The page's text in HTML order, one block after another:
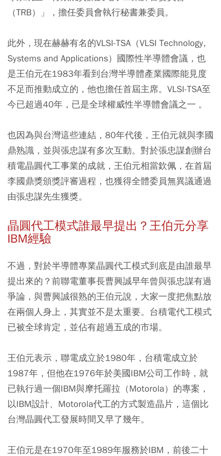
（TRB）」，擔任委員會執行秘書兼委員。
此外，現在赫赫有名的VLSI-TSA（VLSI Technology,
Systems and Applications）國際性半導體會議，也
是王伯元在1983年看到台灣半導體產業國際能見度
不足而推動成立的，他也擔任首屆主席。VLSI-TSA至
今已超過40年，已是全球權威性半導體會議之一 。
也因為與台灣這些連結，80年代後，王伯元就與李國
鼎熟識，並與張忠謀有多次互動。對於張忠謀創辦台
積電晶圓代工事業的成就，王伯元相當欽佩，在首屆
李國鼎獎頒獎評審過程，也獲得全體委員無異議通過
由張忠謀先生獲獎。
晶圓代工模式誰最早提出？王伯元分享
IBM經驗
不過，對於半導體專業晶圓代工模式到底是由誰最早
提出來的？前聯電董事長曹興誠早年曾與張忠謀有過
爭論，與曹興誠很熟的王伯元說，大家一度把焦點放
在兩個人身上，其實並不是太重要。台積電代工模式
已被全球肯定，並佔有超過五成的市場。
王伯元表示，聯電成立於1980年，台積電成立於
1987年，但他在1976年於美國IBM公司工作時，就
已執行過一個IBM與摩托羅拉（Motorola）的專案，
以IBM設計、Motorola代工的方式製造晶片，這個比
台灣晶圓代工發展時間又早了幾年。
王伯元是在1970年至1989年服務於IBM，前後二十